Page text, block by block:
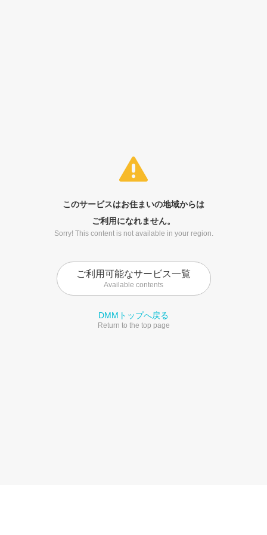
このサービスはお住まいの地域からは
ご利用になれません。
Sorry! This content is not available in your region.
ご利用可能なサービス一覧
Available contents
DMMトップへ戻る
Return to the top page